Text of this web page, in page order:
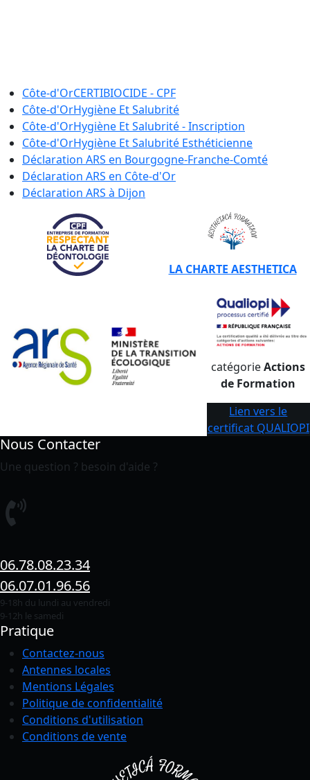
Côte-d'OrCERTIBIOCIDE - CPF
Côte-d'OrHygiène Et Salubrité
Côte-d'OrHygiène Et Salubrité - Inscription
Côte-d'OrHygiène Et Salubrité Esthéticienne
Déclaration ARS en Bourgogne-Franche-Comté
Déclaration ARS en Côte-d'Or
Déclaration ARS à Dijon
LA CHARTE AESTHETICA
catégorieActions
de Formation
Lien vers le
certificat QUALIOPI
Nous Contacter
Une question ? besoin d'aide ?
06.78.08.23.34
06.07.01.96.56
9-18h du lundi au vendredi
9-12h le samedi
Pratique
Contactez-nous
Antennes locales
Mentions Légales
Politique de confidentialité
Conditions d'utilisation
Conditions de vente